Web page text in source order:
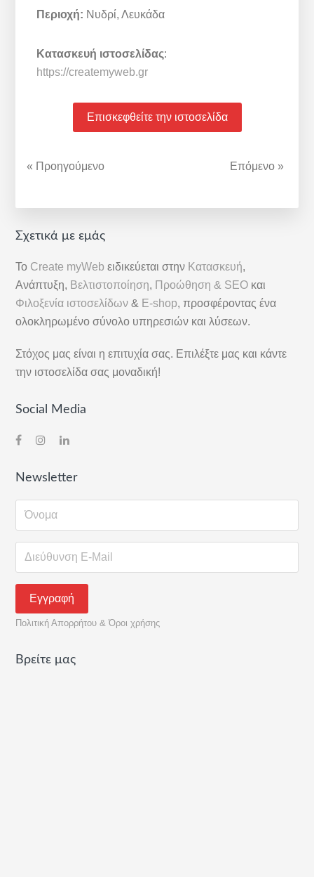
Περιοχή: Νυδρί, Λευκάδα
Κατασκευή ιστοσελίδας:
https://createmyweb.gr
Επισκεφθείτε την ιστοσελίδα
« Προηγούμενο Επόμενο »
Αρχική
Στήλη
Σχετικά με εμάς
Το Create myWeb ειδικεύεται στην Κατασκευή,
Ανάπτυξη, Βελτιστοποίηση, Προώθηση & SEO και
Φιλοξενία ιστοσελίδων & E-shop, προσφέροντας ένα
ολοκληρωμένο σύνολο υπηρεσιών και λύσεων.
Στόχος μας είναι η επιτυχία σας. Επιλέξτε μας και κάντε
την ιστοσελίδα σας μοναδική!
Social Media
Newsletter
Πολιτική Απορρήτου & Όροι χρήσης
Βρείτε μας